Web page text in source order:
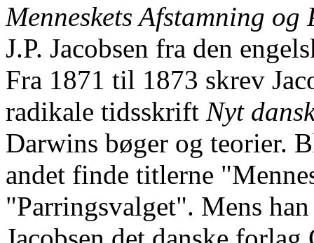
Menneskets Afstamning
J.P. Jacobsen fra den
Fra 1871 til 1873 skrev
radikale tidsskrift Nyt
Darwins bøger og teorier.
andet finde titlerne
"Parringsvalget". Mens